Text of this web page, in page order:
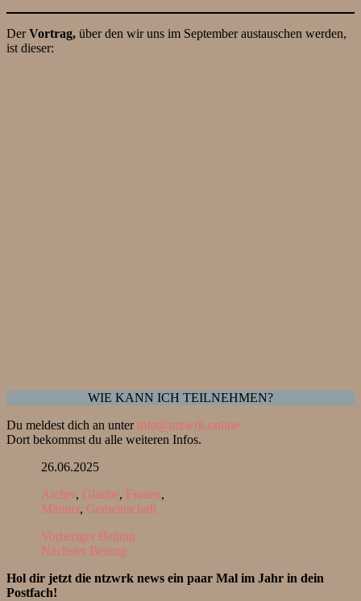
DerVortrag, über den wir uns im September austauschen werden,
ist dieser:
WIE KANN ICH TEILNEHMEN?
Du meldest dich an unter info@ntzwrk.online
Dort bekommst du alle weiteren Infos.
26.06.2025
Archiv, Glaube, Frauen,
Männer, Gemeinschaft
Vorheriger Beitrag
Nächster Beitrag
Hol dir jetzt die ntzwrk news ein paar Mal im Jahr in dein
Postfach!